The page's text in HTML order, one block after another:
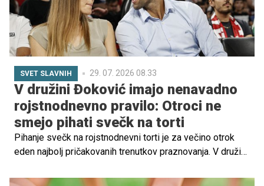
SVET SLAVNIH 29. 07. 2026 08.33
V družini Đoković imajo nenavadno
rojstnodnevno pravilo: Otroci ne
smejo pihati svečk na torti
Pihanje svečk na rojstnodnevni torti je za večino otrok
eden najbolj pričakovanih trenutkov praznovanja. V družini
nekoliko drugače. Otroka Novaka in Jelene Đoković